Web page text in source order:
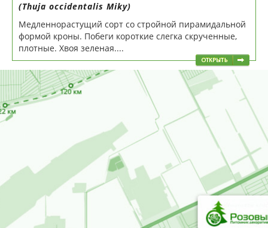
(Thuja occidentalis Miky)
Медленнорастущий сорт со стройной пирамидальной
формой кроны. Побеги короткие слегка скрученные,
плотные. Хвоя зеленая....